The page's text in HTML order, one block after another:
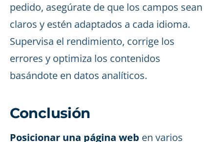
pedido, asegúrate de que los campos sean
claros y estén adaptados a cada idioma.
Supervisa el rendimiento, corrige los
errores y optimiza los contenidos
basándote en datos analíticos.
Conclusión
Posicionar una página web en varios